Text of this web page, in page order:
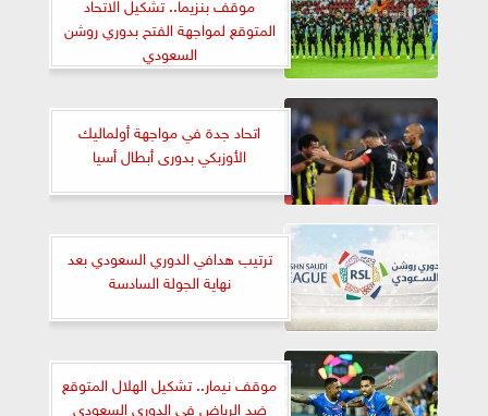
المتوقع لمواجهة الفتح بدوري روشن
السعودي
اتحاد جدة في مواجهة أولماليك
الأوزبكي بدورى أبطال أسيا
ترتيب هدافي الدوري السعودي بعد
نهاية الجولة السادسة
موقف نيمار.. تشكيل الهلال المتوقع
ضد الرياض في الدوري السعودي